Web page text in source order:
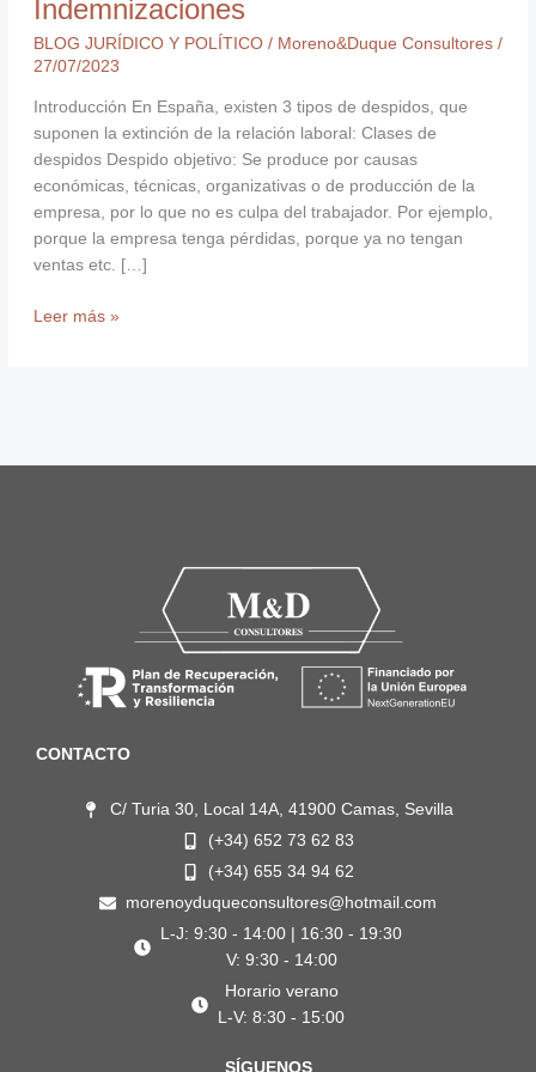
Indemnizaciones
BLOG JURÍDICO Y POLÍTICO/ Moreno&Duque Consultores /
27/07/2023
Introducción En España, existen 3 tipos de despidos, que
suponen la extinción de la relación laboral: Clases de
despidos Despido objetivo: Se produce por causas
económicas, técnicas, organizativas o de producción de la
empresa, por lo que no es culpa del trabajador. Por ejemplo,
porque la empresa tenga pérdidas, porque ya no tengan
ventas etc. […]
Leer más »
CONTACTO
C/ Turia 30, Local 14A, 41900 Camas, Sevilla
(+34) 652 73 62 83
(+34) 655 34 94 62
morenoyduqueconsultores@hotmail.com
L-J: 9:30 - 14:00 | 16:30 - 19:30
V: 9:30 - 14:00
Horario verano
L-V: 8:30 - 15:00
SÍGUENOS